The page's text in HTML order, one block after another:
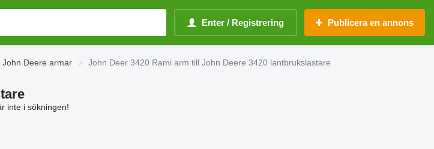
Enter / Registrering Publicera en annons
John Deere armar John Deer 3420 Rami arm till John Deere 3420 lantbrukslastare
inte i sökningen!